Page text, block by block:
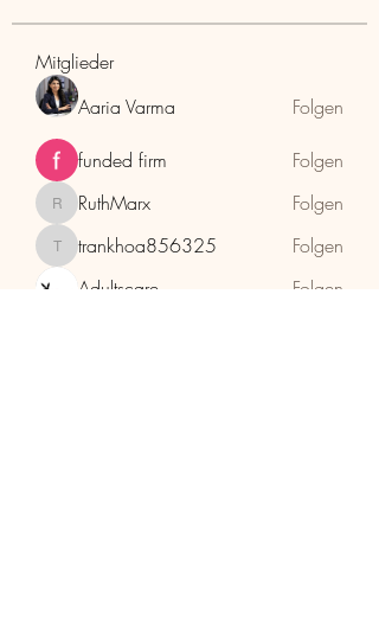
Mitglieder
Aaria Varma
Folgen
funded firm Folgen
RuthMarx
RuthMarx Folgen
trankhoa856325
trankhoa856325
Folgen
Adultscare
Folgen